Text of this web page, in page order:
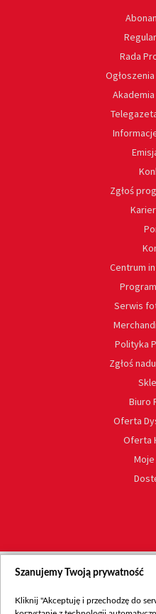
Rada
Zgłoś
Centrum
Serwis
Polityka
Zgłoś
Biuro
Oferta
Oferta
Szanujemy Twoją prywatność
Kliknij "Akceptuję i przechodzę do